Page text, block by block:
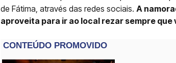
de Fátima, através das redes sociais. A
aproveita para ir ao local rezar sempre que